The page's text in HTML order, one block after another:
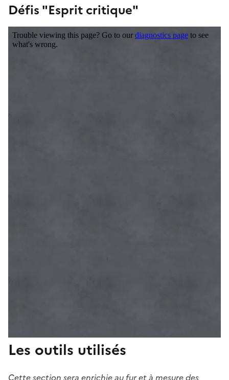
Iframe
Défis "Esprit critique"
Les outils utilisés
Cette section sera enrichie au fur et à mesure des